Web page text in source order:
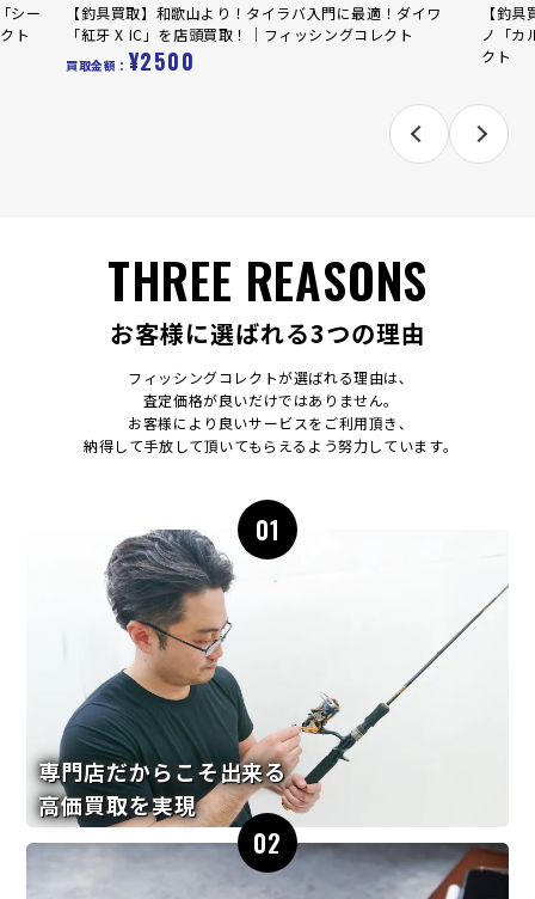
シー
ト
【釣具買取】和歌山より！タイラバ入門に最適！ダイワ
「紅牙 X IC」を店頭買取！｜フィッシングコレクト
買取金額： ¥2500
【釣
ノ「カ
クト
THREE REASONS
お客様に選ばれる3つの理由
フィッシングコレクトが選ばれる理由は､
査定価格が良いだけではありません｡
お客様により良いサービスをご利用頂き､
納得して手放して頂いてもらえるよう努力しています｡
01
専門店だからこそ出来る
高価買取を実現
02